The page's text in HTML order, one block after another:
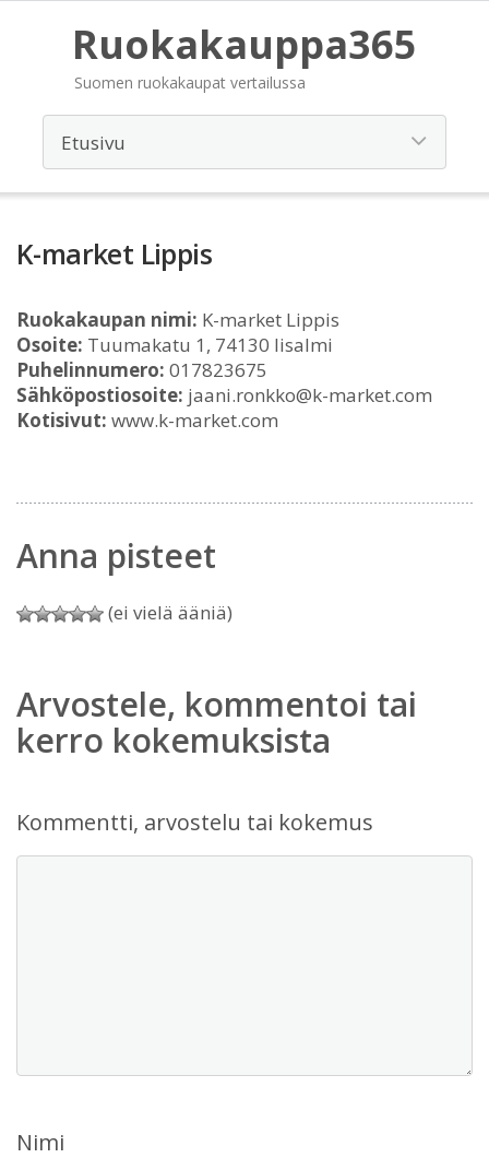
Ruokakauppa365
Suomen ruokakaupat vertailussa
K-market Lippis
Ruokakaupan nimi: K-market Lippis
Osoite: Tuumakatu 1, 74130 Iisalmi
Puhelinnumero: 017823675
Sähköpostiosoite: jaani.ronkko@k-market.com
Kotisivut: www.k-market.com
Anna pisteet
(ei vielä ääniä)
Arvostele, kommentoi tai
kerro kokemuksista
Kommentti, arvostelu tai kokemus
Nimi